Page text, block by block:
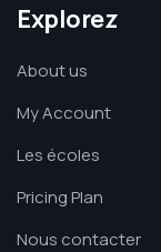
Explorez
About us
My Account
Les écoles
Pricing Plan
Nous contacter